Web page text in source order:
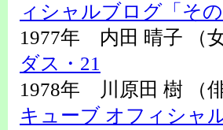
ィシャルブログ「そ
1977年 内田 晴子
ダス・21
1978年 川原田 樹
キューブ オフィシャ